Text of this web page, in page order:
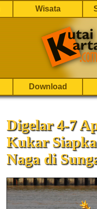
Wisata
Download
Digelar 4-7
Kukar
Naga di